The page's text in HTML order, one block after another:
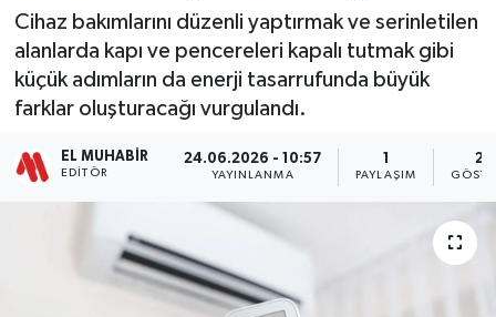
Cihaz bakımlarını düzenli yaptırmak ve serinletilen
alanlarda kapı ve pencereleri kapalı tutmak gibi
küçük adımların da enerji tasarrufunda büyük
farklar oluşturacağı vurgulandı.
EL MUHABIR
EDITÖR
24.06.2026 - 10:57
YAYINLANMA PAYLAŞIM
27
Son Dakika Haberleri
Haber Arşivi